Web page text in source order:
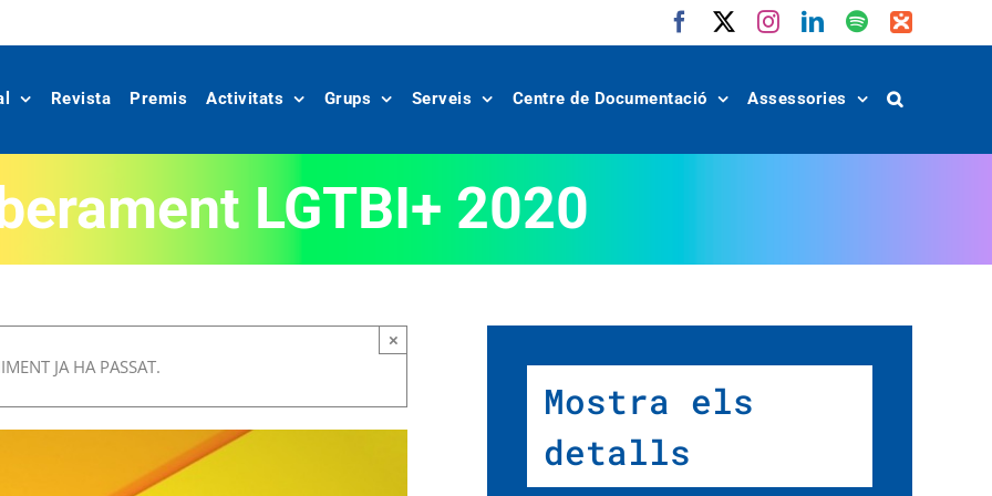
FacebookInstagram
LinkedIn
Spotify
IVoox
Revista Premis Activitats Grups Serveis Centre de Documentació Assessories
LGTBI+ 2020
JA HA PASSAT.
×
Mostra els
detalls